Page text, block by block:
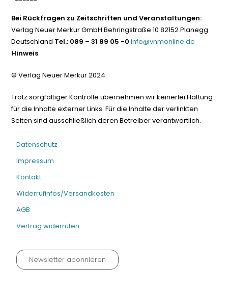
Bei Rückfragen zu Zeitschriften und Veranstaltungen:
Verlag Neuer Merkur GmbH Behringstraße 10 82152 Planegg
Deutschland Tel.: 089 – 31 89 05 -0 info@vnmonline.de
Hinweis
© Verlag Neuer Merkur 2024
Trotz sorgfältiger Kontrolle übernehmen wir keinerlei Haftung
für die Inhalte externer Links. Für die Inhalte der verlinkten
Seiten sind ausschließlich deren Betreiber verantwortlich.
Datenschutz
Impressum
Kontakt
Widerrufinfos/Versandkosten
AGB
Vertrag widerrufen
Newsletter abonnieren